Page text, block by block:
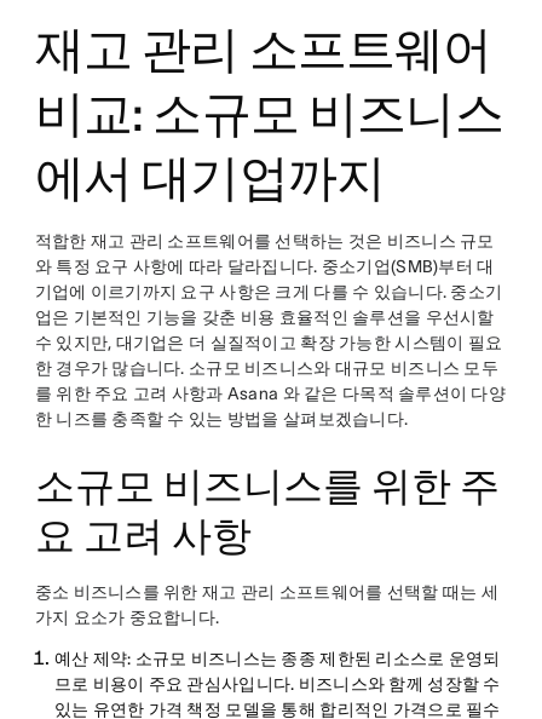
재고 관리 소프트웨어
비교: 소규모 비즈니스
에서 대기업까지
적합한 재고 관리 소프트웨어를 선택하는 것은 비즈니스 규모
와 특정 요구 사항에 따라 달라집니다. 중소기업(SMB)부터 대
기업에 이르기까지 요구 사항은 크게 다를 수 있습니다. 중소기
업은 기본적인 기능을 갖춘 비용 효율적인 솔루션을 우선시할
수 있지만, 대기업은 더 실질적이고 확장 가능한 시스템이 필요
한 경우가 많습니다. 소규모 비즈니스와 대규모 비즈니스 모두
를 위한 주요 고려 사항과 Asana 와 같은 다목적 솔루션이 다양
한 니즈를 충족할 수 있는 방법을 살펴보겠습니다.
소규모 비즈니스를 위한 주
요 고려 사항
중소 비즈니스를 위한 재고 관리 소프트웨어를 선택할 때는 세
가지 요소가 중요합니다.
예산 제약: 소규모 비즈니스는 종종 제한된 리소스로 운영되
므로 비용이 주요 관심사입니다. 비즈니스와 함께 성장할 수
있는 유연한 가격 책정 모델을 통해 합리적인 가격으로 필수